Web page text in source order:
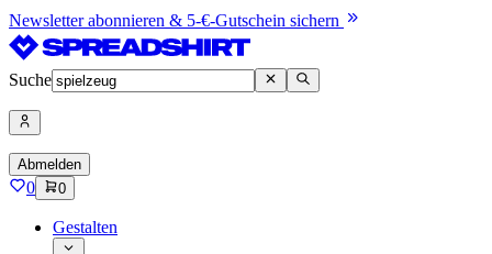
Newsletter abonnieren & 5-€-Gutschein sichern
Suche
Abmelden
0 0
Gestalten